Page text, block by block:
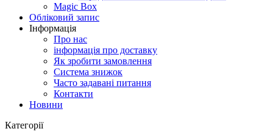
Magic Box
Обліковий запис
Інформація
Про нас
інформація про доставку
Як зробити замовлення
Система знижок
Часто задавані питання
Контакти
Новини
Категорії